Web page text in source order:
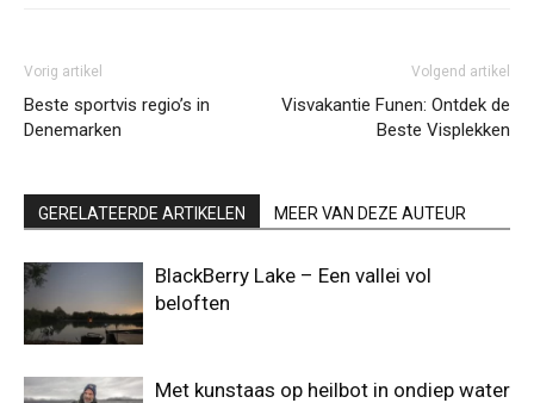
Vorig artikel
Beste sportvis regio’s in
Denemarken
Volgend artikel
Visvakantie Funen: Ontdek de
Beste Visplekken
GERELATEERDE ARTIKELEN MEER VAN DEZE AUTEUR
BlackBerry Lake – Een vallei vol
beloften
Met kunstaas op heilbot in ondiep water